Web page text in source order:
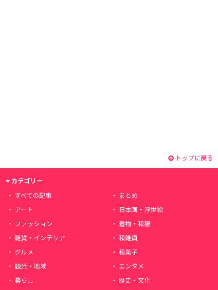
トップに戻る
カテゴリー
すべての記事
まとめ
アート
日本画・浮世絵
ファッション
着物・和服
雑貨・インテリア
和雑貨
グルメ
和菓子
観光・地域
エンタメ
暮らし
歴史・文化